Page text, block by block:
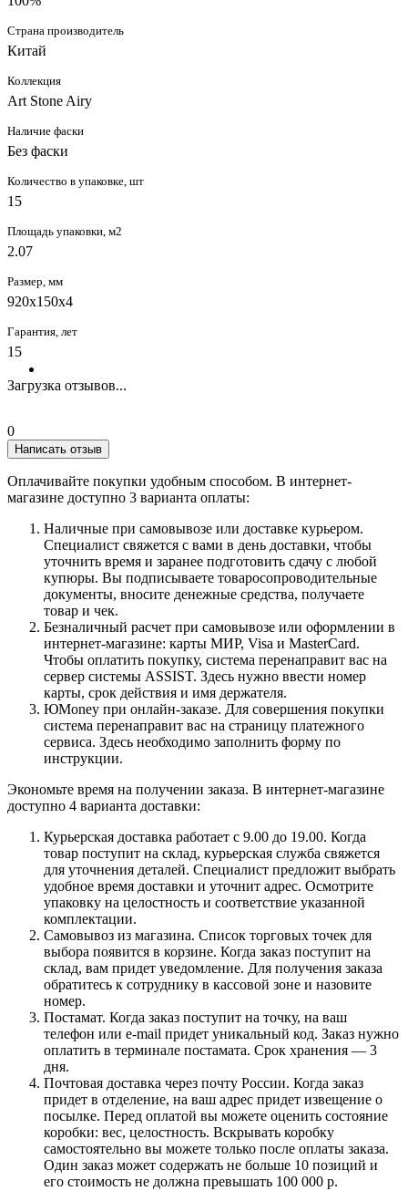
Страна производитель
Китай
Коллекция
Art Stone Airy
Наличие фаски
Без фаски
Количество в упаковке, шт
15
Площадь упаковки, м2
2.07
Размер, мм
920x150x4
Гарантия, лет
15
Загрузка отзывов...
0
Написать отзыв
Оплачивайте покупки удобным способом. В интернет-
магазине доступно 3 варианта оплаты:
Наличные при самовывозе или доставке курьером.
Специалист свяжется с вами в день доставки, чтобы
уточнить время и заранее подготовить сдачу с любой
купюры. Вы подписываете товаросопроводительные
документы, вносите денежные средства, получаете
товар и чек.
Безналичный расчет при самовывозе или оформлении в
интернет-магазине: карты МИР, Visa и MasterCard.
Чтобы оплатить покупку, система перенаправит вас на
сервер системы ASSIST. Здесь нужно ввести номер
карты, срок действия и имя держателя.
ЮMoney при онлайн-заказе. Для совершения покупки
система перенаправит вас на страницу платежного
сервиса. Здесь необходимо заполнить форму по
инструкции.
Экономьте время на получении заказа. В интернет-магазине
доступно 4 варианта доставки:
Курьерская доставка работает с 9.00 до 19.00. Когда
товар поступит на склад, курьерская служба свяжется
для уточнения деталей. Специалист предложит выбрать
удобное время доставки и уточнит адрес. Осмотрите
упаковку на целостность и соответствие указанной
комплектации.
Самовывоз из магазина. Список торговых точек для
выбора появится в корзине. Когда заказ поступит на
склад, вам придет уведомление. Для получения заказа
обратитесь к сотруднику в кассовой зоне и назовите
номер.
Постамат. Когда заказ поступит на точку, на ваш
телефон или e-mail придет уникальный код. Заказ нужно
оплатить в терминале постамата. Срок хранения — 3
дня.
Почтовая доставка через почту России. Когда заказ
придет в отделение, на ваш адрес придет извещение о
посылке. Перед оплатой вы можете оценить состояние
коробки: вес, целостность. Вскрывать коробку
самостоятельно вы можете только после оплаты заказа.
Один заказ может содержать не больше 10 позиций и
его стоимость не должна превышать 100 000 р.